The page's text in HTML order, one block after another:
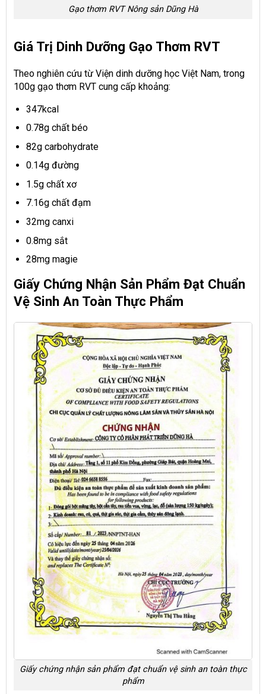
Gạo thơm RVT Nông sản Dũng Hà
Giá Trị Dinh Dưỡng Gạo Thơm RVT
Theo nghiên cứu từ Viện dinh dưỡng học Việt Nam, trong
100g gạo thơm RVT cung cấp khoảng:
347kcal
0.78g chất béo
82g carbohydrate
0.14g đường
1.5g chất xơ
7.16g chất đạm
32mg canxi
0.8mg sắt
28mg magie
Giấy Chứng Nhận Sản Phẩm Đạt Chuẩn
Vệ Sinh An Toàn Thực Phẩm
Giấy chứng nhận sản phẩm đạt chuẩn vệ sinh an toàn thực
phẩm